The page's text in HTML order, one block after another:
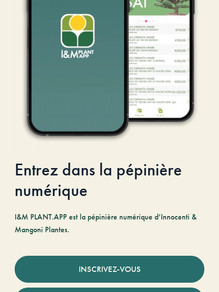
Entrez dans la pépinière
numérique
I&M PLANT.APP est la pépinière numérique d’Innocenti &
Mangoni Plantes.
INSCRIVEZ-VOUS